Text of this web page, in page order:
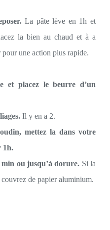
La pâte lève en 1h et
la bien au chaud et à a
pour une action plus rapide.
et placez le beurre d’un
Il y en a 2.
mettez la dans votre
1h.
ou jusqu’à dorure. Si la
de papier aluminium.